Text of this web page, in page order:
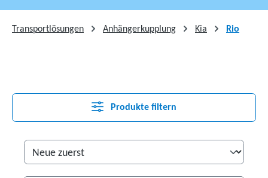
Transportlösungen Anhängerkupplung Kia Rio
Produkte filtern